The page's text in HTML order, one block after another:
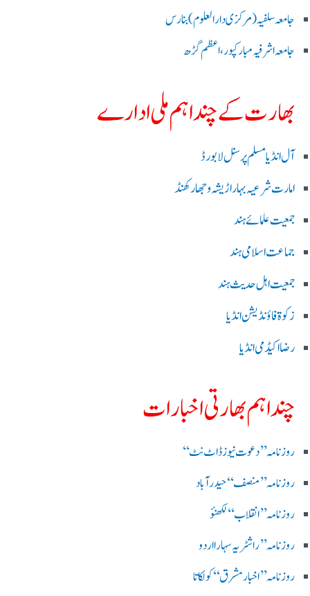
جامعہ سلفیہ(مرکزی دارالعلوم )بنارس
جامعہ اشرفیہ مبارکپور،اعظم گڑھ
بھارت کے چند اہم ملی ادارے
آل انڈیا مسلم پرسنل لا بورڈ
امارت شرعیہ بہار اڑیشہ و جھارکھنڈ
جمعیت علمائے ہند
جماعت اسلامی ہند
جمعیت اہل حدیث ہند
زکوۃ فاؤنڈیشن انڈیا
رضا اکیڈمی انڈیا
چند اہم بھارتی اخبارات
روز نامہ ’’ دعوت نیوز ڈاٹ نٹ‘‘
روزنامہ ’’ منصف‘‘ حیدر آباد
روزنامہ ’’ انقلاب‘‘ لکھنؤ
روز نامہ ’’راشٹریہ سہارا اردو
روزنامہ ’’اخبارمشرق‘‘ کولکاتا